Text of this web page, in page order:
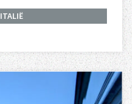
ITALIË
over